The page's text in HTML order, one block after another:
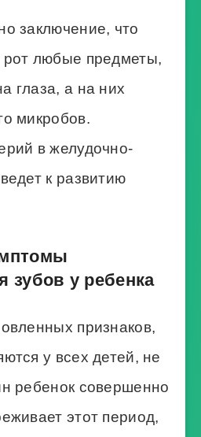
заключение, что
любые предметы,
глаза, а на них
микробов.
в желудочно-
к развитию
зубов у ребенка
признаков,
у всех детей, не
ребенок совершенно
этот период,